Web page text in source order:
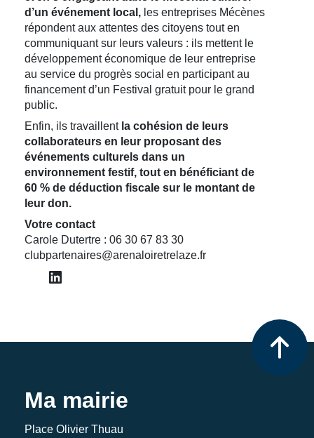
d’un événement local, les entreprises Mécènes
répondent aux attentes des citoyens tout en
communiquant sur leurs valeurs : ils mettent le
développement économique de leur entreprise
au service du progrès social en participant au
financement d’un Festival gratuit pour le grand
public.
Enfin, ils travaillent la cohésion de leurs
collaborateurs en leur proposant des
événements culturels dans un
environnement festif, tout en bénéficiant de
60 % de déduction fiscale sur le montant de
leur don.
Votre contact
Carole Dutertre : 06 30 67 83 30
clubpartenaires@arenaloiretrelaze.fr
LinkedIn
Ma mairie
Place Olivier Thuau